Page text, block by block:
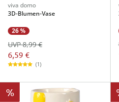
viva domo
3D-Blumen-Vase
26 %
6,59 €
UVP 8,99 €
(1)
%